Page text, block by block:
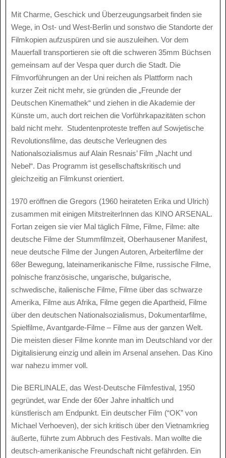
Mit Charme, Geschick und Überzeugungsarbeit finden sie
Wege, in Ost- und West-Berlin und sonstwo die Standorte der
Filmkopien aufzuspüren und sie auszuleihen. Vor dem
Mauerfall transportieren sie oft die schweren 35mm Büchsen
gemeinsam auf der Vespa quer durch die Stadt. Die
Filmvorführungen an der Uni reichen als Plattform nach
kurzer Zeit nicht mehr, sie gründen die „Freunde der
Deutschen Kinemathek“ und ziehen in die Akademie der
Künste um, auch dort reichen die Vorführkapazitäten schon
bald nicht mehr. Studentenproteste treffen auf Sowjetische
Revolutionsfilme, das deutsche Verleugnen des
Nationalsozialismus auf Alain Resnais’ Film „Nacht und
Nebel“. Das Programm ist gesellschaftskritisch und
gleichzeitig an Filmkunst orientiert.
1970 eröffnen die Gregors (1960 heirateten Erika und Ulrich)
zusammen mit einigen MitstreiterInnen das KINO ARSENAL.
Fortan zeigen sie vier Mal täglich Filme, Filme, Filme: alte
deutsche Filme der Stummfilmzeit, Oberhausener Manifest,
neue deutsche Filme der Jungen Autoren, Arbeiterfilme der
68er Bewegung, lateinamerikanische Filme, russische Filme,
polnische französische, ungarische, bulgarische,
schwedische, italienische Filme, Filme über das schwarze
Amerika, Filme aus Afrika, Filme gegen die Apartheid, Filme
über den deutschen Nationalsozialismus, Dokumentarfilme,
Spielfilme, Avantgarde-Filme – Filme aus der ganzen Welt.
Die meisten dieser Filme konnte man im Deutschland vor der
Digitalisierung einzig und allein im Arsenal ansehen. Das Kino
war nahezu immer voll.
Die BERLINALE, das West-Deutsche Filmfestival, 1950
gegründet, war Ende der 60er Jahre inhaltlich und
künstlerisch am Endpunkt. Ein deutscher Film (“OK” von
Michael Verhoeven), der sich kritisch über den Vietnamkrieg
äußerte, führte zum Abbruch des Festivals. Man wollte die
deutsch-amerikanische Freundschaft nicht gefährden. Ein